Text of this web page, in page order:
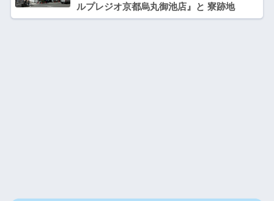
ルプレジオ京都烏丸御池店』と 寮跡地